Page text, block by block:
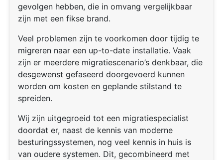
gevolgen hebben, die in omvang vergelijkbaar
zijn met een fikse brand.
Veel problemen zijn te voorkomen door tijdig te
migreren naar een up-to-date installatie. Vaak
zijn er meerdere migratiescenario’s denkbaar, die
desgewenst gefaseerd doorgevoerd kunnen
worden om kosten en geplande stilstand te
spreiden.
Wij zijn uitgegroeid tot een migratiespecialist
doordat er, naast de kennis van moderne
besturingssystemen, nog veel kennis in huis is
van oudere systemen. Dit, gecombineerd met